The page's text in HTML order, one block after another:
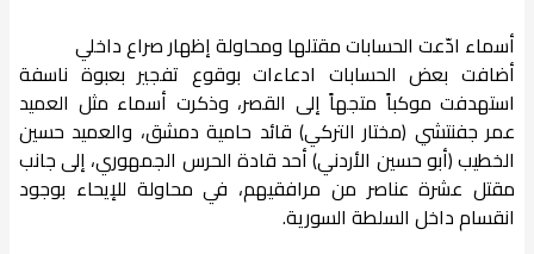
أسماء ادّعت الحسابات مقتلها ومحاولة إظهار صراع داخلي
أضافت بعض الحسابات ادعاءات بوقوع تفجير بعبوة ناسفة
استهدفت موكباً متجهاً إلى القصر، وذكرت أسماء مثل العميد
عمر جفنتشي (مختار التركي) قائد حامية دمشق، والعميد حسين
الخطيب (أبو حسين الأردني) أحد قادة الحرس الجمهوري، إلى جانب
مقتل عشرة عناصر من مرافقيهم، في محاولة للإيحاء بوجود
انقسام داخل السلطة السورية.